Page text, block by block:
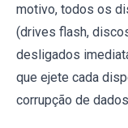
motivo, todos os
(drives flash,
desligados
que ejete cada
corrupção de